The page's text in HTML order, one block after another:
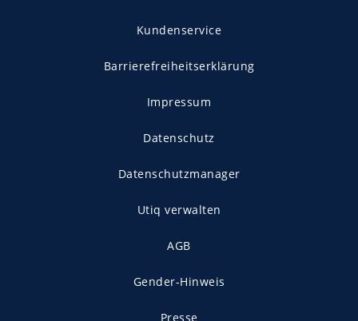
Kundenservice
Barrierefreiheitserklärung
Impressum
Datenschutz
Datenschutzmanager
Utiq verwalten
AGB
Gender-Hinweis
Presse